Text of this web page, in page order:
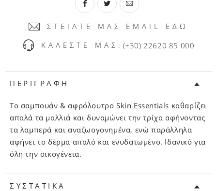
ΣΤΕΙΛΤΕ ΜΑΣ EMAIL ΕΔΩ
ΚΑΛΕΣΤΕ ΜΑΣ: (+30) 22620 85 000
ΠΕΡΙΓΡΑΦΗ
Το σαμπουάν & αφρόλουτρο Skin Essentials καθαρίζει
απαλά τα μαλλιά και δυναμώνει την τρίχα αφήνοντας
τα λαμπερά και αναζωογονημένα, ενώ παράλληλα
αφήνει το δέρμα απαλό και ενυδατωμένο. Ιδανικό για
όλη την οικογένεια.
ΣΥΣΤΑΤΙΚΑ